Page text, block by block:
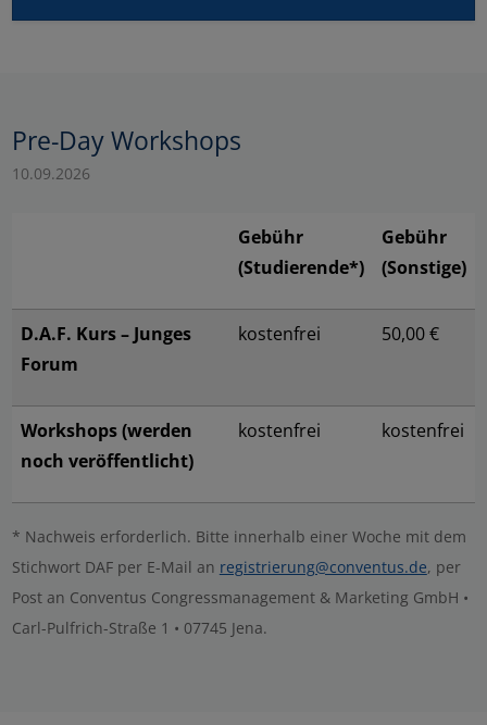
Pre-Day Workshops
10.09.2026
Gebühr
(Studierende*)
Gebühr
(Sonstige)
D.A.F. Kurs – Junges
Forum
kostenfrei 50,00 €
Workshops (werden
noch veröffentlicht)
kostenfrei kostenfrei
* Nachweis erforderlich. Bitte innerhalb einer Woche mit dem
Stichwort DAF per E-Mail an registrierung@conventus.de, per
Post an Conventus Congressmanagement & Marketing GmbH •
Carl-Pulfrich-Straße 1 • 07745 Jena.